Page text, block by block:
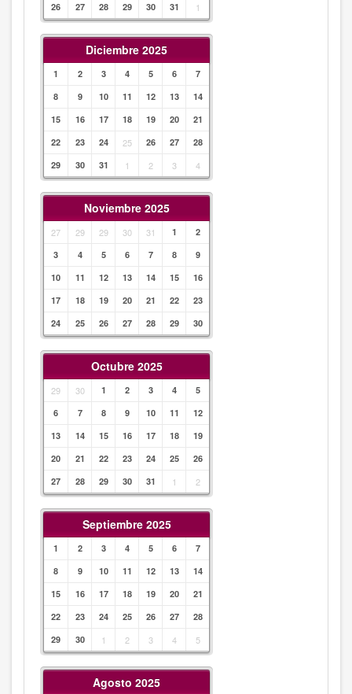
26
27 28 29 30 31 1
Diciembre 2025
1 2 3 4 5 6
7
8
9 10 11 12 13
14
15
16 17 18 19 20
21
22
23 24 25 26 27
28
29
30 31 1 2 3 4
Noviembre 2025
27 29 29 30 31 1
2
3
4 5 6 7 8
9
10
11 12 13 14 15
16
17
18 19 20 21 22
23
24
25 26 27 28 29 30
Octubre 2025
29 30 1 2 3 4
5
6
7 8 9 10 11
12
13
14 15 16 17 18
19
20
21 22 23 24 25
26
27
28 29 30 31 1 2
Septiembre 2025
1 2 3 4 5 6
7
8
9 10 11 12 13
14
15
16 17 18 19 20
21
22
23 24 25 26 27
28
29
30 1 2 3 4 5
Agosto 2025